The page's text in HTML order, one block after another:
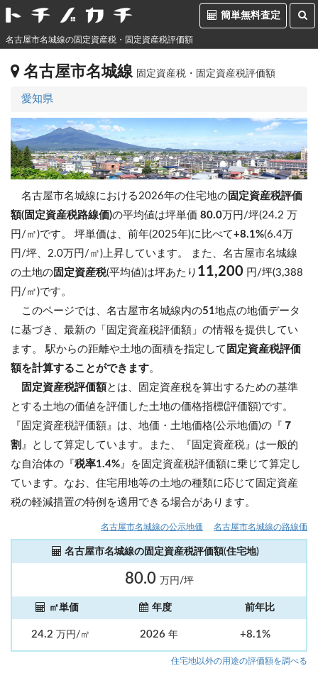
簡単無料査定
名古屋市名城線の固定資産税・固定資産税評価額
名古屋市名城線 固定資産税・固定資産税評価額
愛知県
名古屋市名城線における2026年の住宅地の 固定資産税評価
額(固定資産税路線価)の平均値は坪単価 80.0万円/坪(24.2 万
円/㎡)です。 坪単価は、前年(2025年)に比べて+8.1%(6.4万
円/坪、2.0万円/㎡)上昇しています。
また、名古屋市名城線
の土地の 固定資産税(平均値)は坪あたり 11,200 円/坪(3,388
円/㎡)です。
このページでは、名古屋市名城線内の51地点の地価データ
に基づき、最新の「固定資産税評価額」の情報を提供してい
ます。 駅からの距離や土地の面積を指定して 固定資産税評価
額を計算することができます。
固定資産税評価額とは、固定資産税を算出するための基準
とする土地の価値を評価した土地の価格指標(評価額)です。
『固定資産税評価額』は、地価・土地価格(公示地価)の『 ７
割 』として算定しています。また、『固定資産税』は一般的
な自治体の『税率1.4% 』を固定資産税評価額に乗じて算定し
ています。なお、住宅用地等の土地の種類に応じて固定資産
税の軽減措置の特例を適用できる場合があります。
名古屋市名城線の公示地価 名古屋市名城線の路線価
名古屋市名城線の固定資産税評価額(住宅地)
80.0 万円/坪
㎡単価 年度 前年比
24.2万円/㎡ 2026 年 +8.1%
住宅地以外の用途の評価額を調べる